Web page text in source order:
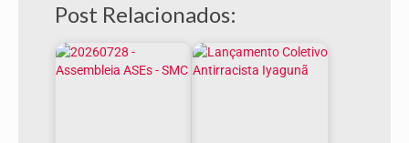
Post Relacionados: